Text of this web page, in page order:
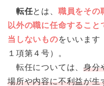
転任とは、 職員をその
以外の職に任命するこ
当しないものをいいます
１項第４号）。
転任については、身分
場所や内容に不利益が生